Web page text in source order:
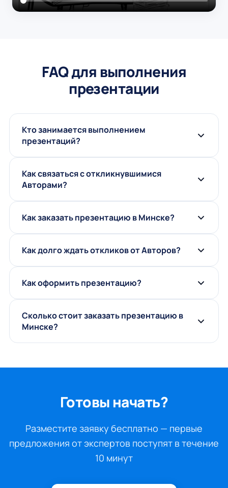
FAQ для выполнения
презентации
Кто занимается выполнением
презентаций?
Как связаться с откликнувшимися
Авторами?
Как заказать презентацию в Минске?
Как долго ждать откликов от Авторов?
Как оформить презентацию?
Сколько стоит заказать презентацию в
Минске?
Готовы начать?
Разместите заявку бесплатно — первые
предложения от экспертов поступят в течение
10 минут